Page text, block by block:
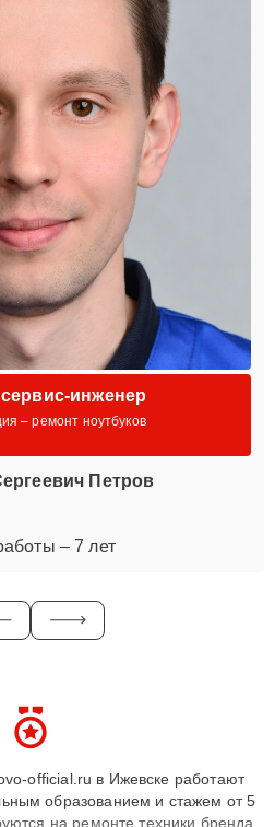
инженер
– ремонт ноутбуков
Петров
– 7 лет
official.ru в Ижевске работают
образованием и стажем от 5
на ремонте техники бренда